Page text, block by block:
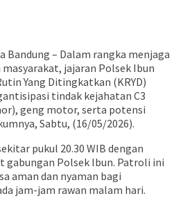
Bandung – Dalam rangka menjaga
jajaran Polsek Ibun
Yang Ditingkatkan (KRYD)
tindak kejahatan C3
geng motor, serta potensi
Sabtu, (16/05/2026).
pukul 20.30 WIB dengan
Polsek Ibun. Patroli ini
aman dan nyaman bagi
jam-jam rawan malam hari.